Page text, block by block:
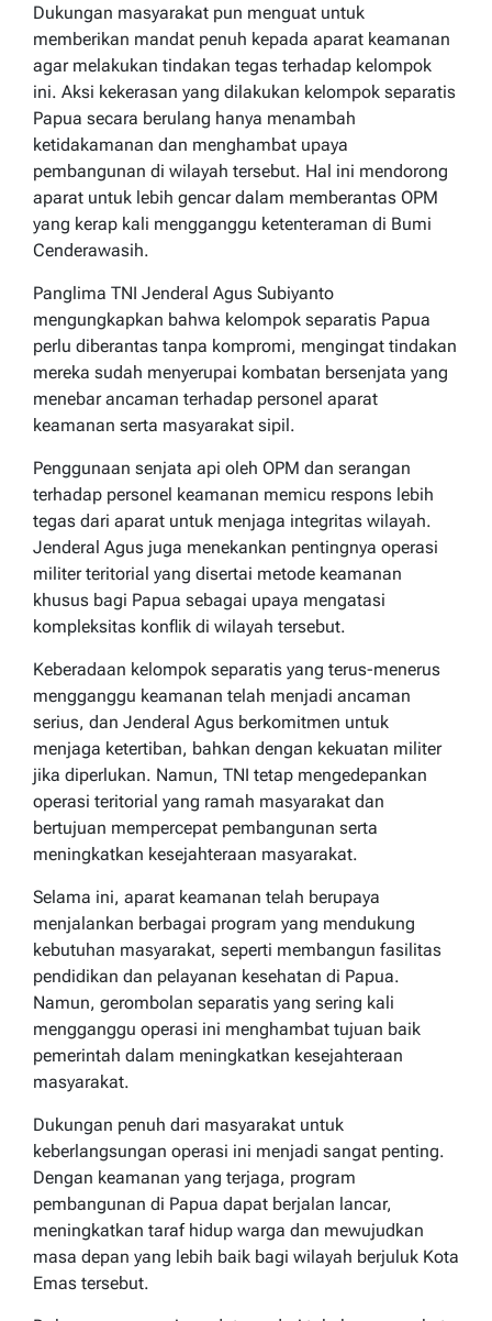
Dukungan masyarakat pun menguat untuk
memberikan mandat penuh kepada aparat keamanan
agar melakukan tindakan tegas terhadap kelompok
ini. Aksi kekerasan yang dilakukan kelompok separatis
Papua secara berulang hanya menambah
ketidakamanan dan menghambat upaya
pembangunan di wilayah tersebut. Hal ini mendorong
aparat untuk lebih gencar dalam memberantas OPM
yang kerap kali mengganggu ketenteraman di Bumi
Cenderawasih.
Panglima TNI Jenderal Agus Subiyanto
mengungkapkan bahwa kelompok separatis Papua
perlu diberantas tanpa kompromi, mengingat tindakan
mereka sudah menyerupai kombatan bersenjata yang
menebar ancaman terhadap personel aparat
keamanan serta masyarakat sipil.
Penggunaan senjata api oleh OPM dan serangan
terhadap personel keamanan memicu respons lebih
tegas dari aparat untuk menjaga integritas wilayah.
Jenderal Agus juga menekankan pentingnya operasi
militer teritorial yang disertai metode keamanan
khusus bagi Papua sebagai upaya mengatasi
kompleksitas konflik di wilayah tersebut.
Keberadaan kelompok separatis yang terus-menerus
mengganggu keamanan telah menjadi ancaman
serius, dan Jenderal Agus berkomitmen untuk
menjaga ketertiban, bahkan dengan kekuatan militer
jika diperlukan. Namun, TNI tetap mengedepankan
operasi teritorial yang ramah masyarakat dan
bertujuan mempercepat pembangunan serta
meningkatkan kesejahteraan masyarakat.
Selama ini, aparat keamanan telah berupaya
menjalankan berbagai program yang mendukung
kebutuhan masyarakat, seperti membangun fasilitas
pendidikan dan pelayanan kesehatan di Papua.
Namun, gerombolan separatis yang sering kali
mengganggu operasi ini menghambat tujuan baik
pemerintah dalam meningkatkan kesejahteraan
masyarakat.
Dukungan penuh dari masyarakat untuk
keberlangsungan operasi ini menjadi sangat penting.
Dengan keamanan yang terjaga, program
pembangunan di Papua dapat berjalan lancar,
meningkatkan taraf hidup warga dan mewujudkan
masa depan yang lebih baik bagi wilayah berjuluk Kota
Emas tersebut.